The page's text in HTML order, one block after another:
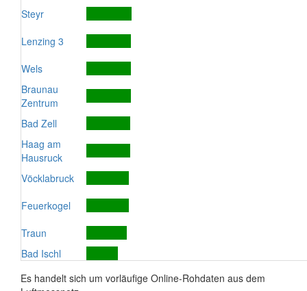
Steyr
Lenzing 3
Wels
Braunau
Zentrum
Bad Zell
Haag am
Hausruck
Vöcklabruck
Feuerkogel
Traun
Bad Ischl
Es handelt sich um vorläufige Online-Rohdaten aus dem